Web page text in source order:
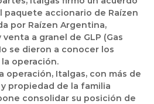
paquete accionario de Raízen
por Raízen Argentina,
a granel de GLP (Gas
se dieron a conocer los
operación.
operación, Italgas, con más de
propiedad de la familia
consolidar su posición de